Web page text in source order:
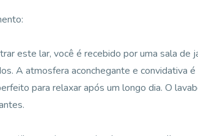
este lar, você é recebido por uma sala de
A atmosfera aconchegante e convidativa
para relaxar após um longo dia. O